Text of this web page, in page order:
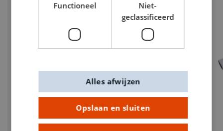
Functioneel
Niet-
geclassificeerd
Opslaan en sluiten
Alles afwijzen